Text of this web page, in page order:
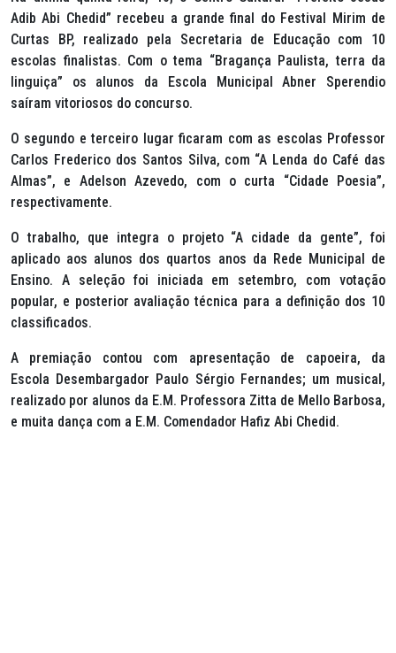
Adib Abi Chedid” recebeu a grande final do Festival Mirim de
Curtas BP, realizado pela Secretaria de Educação com 10
escolas finalistas. Com o tema “Bragança Paulista, terra da
linguiça” os alunos da Escola Municipal Abner Sperendio
saíram vitoriosos do concurso.
O segundo e terceiro lugar ficaram com as escolas Professor
Carlos Frederico dos Santos Silva, com “A Lenda do Café das
Almas”, e Adelson Azevedo, com o curta “Cidade Poesia”,
respectivamente.
O trabalho, que integra o projeto “A cidade da gente”, foi
aplicado aos alunos dos quartos anos da Rede Municipal de
Ensino. A seleção foi iniciada em setembro, com votação
popular, e posterior avaliação técnica para a definição dos 10
classificados.
A premiação contou com apresentação de capoeira, da
Escola Desembargador Paulo Sérgio Fernandes; um musical,
realizado por alunos da E.M. Professora Zitta de Mello Barbosa,
e muita dança com a E.M. Comendador Hafiz Abi Chedid.